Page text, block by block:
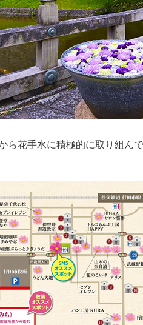
ら花手水に積極的に取り組ん